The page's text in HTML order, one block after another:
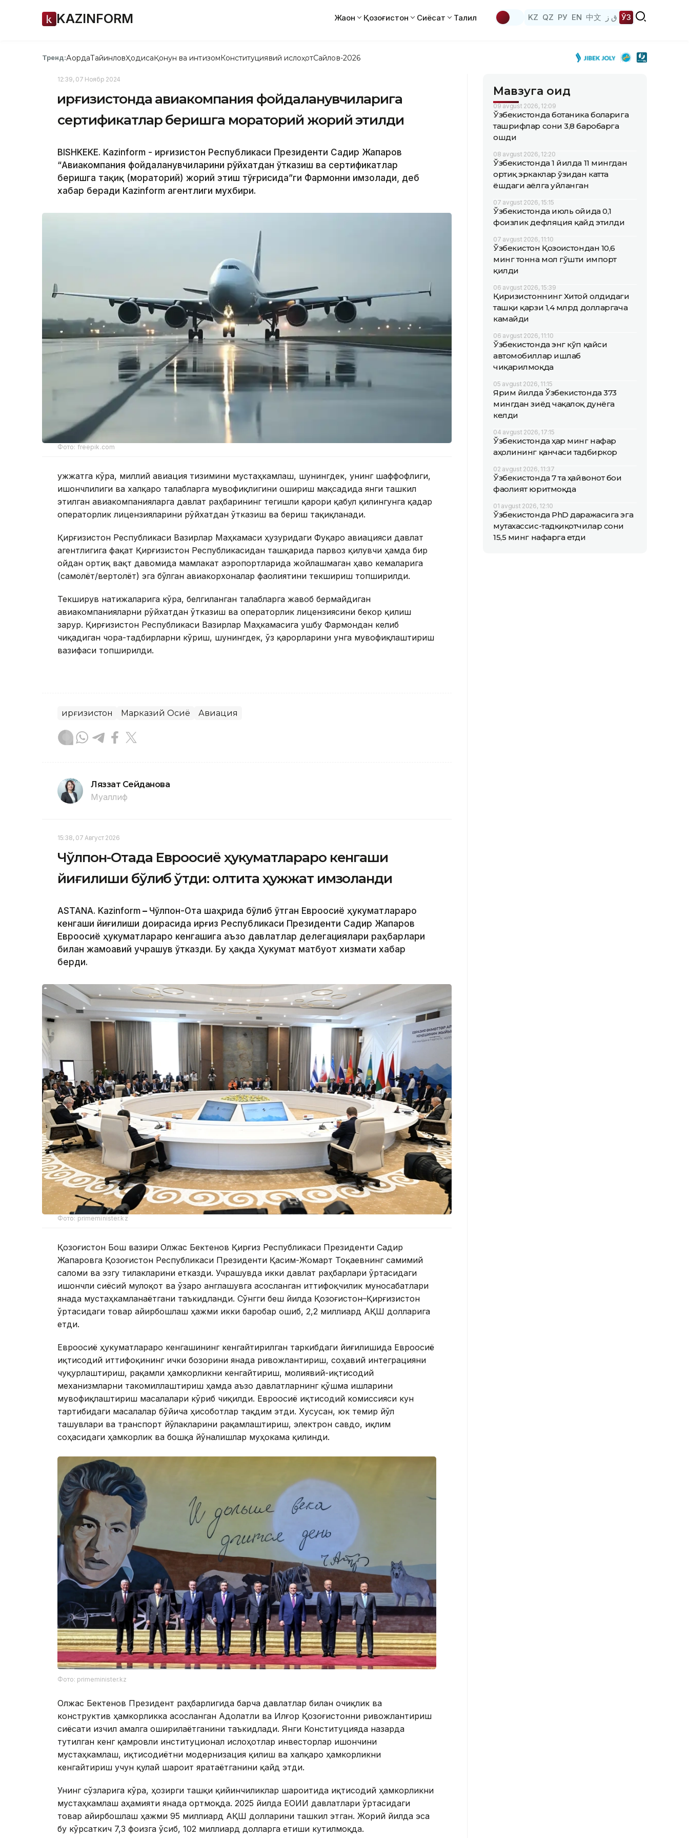
KAZINFORM Жаҳон Қозоғистон Сиёсат Таҳлил KZ QZ РУ EN 中文 ق ز ЎЗ
Тренд:АқордаТайинловҲодисаҚонун ва интизомКонституциявий ислоҳотСайлов-2026
12:39, 07 Ноябр 2024
Қирғизистонда авиакомпания фойдаланувчиларига
сертификатлар беришга мораторий жорий этилди
BISHKEKE. Kazinform - Қирғизистон Республикаси Президенти Садир Жапаров
“Авиакомпания фойдаланувчиларини рўйхатдан ўтказиш ва сертификатлар
беришга тақиқ (мораторий) жорий этиш тўғрисида”ги Фармонни имзолади, деб
хабар беради Kazinform агентлиги мухбири.
Фото: freepik.com
Ҳужжатга кўра, миллий авиация тизимини мустаҳкамлаш, шунингдек, унинг шаффофлиги,
ишончлилиги ва халқаро талабларга мувофиқлигини ошириш мақсадида янги ташкил
этилган авиакомпанияларга давлат раҳбарининг тегишли қарори қабул қилингунга қадар
операторлик лицензияларини рўйхатдан ўтказиш ва бериш тақиқланади.
Қирғизистон Республикаси Вазирлар Маҳкамаси ҳузуридаги Фуқаро авиацияси давлат
агентлигига фақат Қирғизистон Республикасидан ташқарида парвоз қилувчи ҳамда бир
ойдан ортиқ вақт давомида мамлакат аэропортларида жойлашмаган ҳаво кемаларига
(самолёт/вертолёт) эга бўлган авиакорхоналар фаолиятини текшириш топширилди.
Текширув натижаларига кўра, белгиланган талабларга жавоб бермайдиган
авиакомпанияларни рўйхатдан ўтказиш ва операторлик лицензиясини бекор қилиш
зарур. Қирғизистон Республикаси Вазирлар Маҳкамасига ушбу Фармондан келиб
чиқадиган чора-тадбирларни кўриш, шунингдек, ўз қарорларини унга мувофиқлаштириш
вазифаси топширилди.
Қирғизистон Марказий Осиё Авиация
Ляззат Сейданова
Муаллиф
15:38, 07 Август 2026
Чўлпон-Отада Евроосиё ҳукуматлараро кенгаши
йиғилиши бўлиб ўтди: олтита ҳужжат имзоланди
ASTANA. Kazinform – Чўлпон-Ота шаҳрида бўлиб ўтган Евроосиё ҳукуматлараро
кенгаши йиғилиши доирасида Қирғиз Республикаси Президенти Садир Жапаров
Евроосиё ҳукуматлараро кенгашига аъзо давлатлар делегациялари раҳбарлари
билан жамоавий учрашув ўтказди. Бу ҳақда Ҳукумат матбуот хизмати хабар
берди.
Фото: primeminister.kz
Қозоғистон Бош вазири Олжас Бектенов Қирғиз Республикаси Президенти Садир
Жапаровга Қозоғистон Республикаси Президенти Қасим-Жомарт Тоқаевнинг самимий
саломи ва эзгу тилакларини етказди. Учрашувда икки давлат раҳбарлари ўртасидаги
ишончли сиёсий мулоқот ва ўзаро англашувга асосланган иттифоқчилик муносабатлари
янада мустаҳкамланаётгани таъкидланди. Сўнгги беш йилда Қозоғистон–Қирғизистон
ўртасидаги товар айирбошлаш ҳажми икки баробар ошиб, 2,2 миллиард АҚШ долларига
етди.
Евроосиё ҳукуматлараро кенгашининг кенгайтирилган таркибдаги йиғилишида Евроосиё
иқтисодий иттифоқининг ички бозорини янада ривожлантириш, соҳавий интеграцияни
чуқурлаштириш, рақамли ҳамкорликни кенгайтириш, молиявий-иқтисодий
механизмларни такомиллаштириш ҳамда аъзо давлатларнинг қўшма ишларини
мувофиқлаштириш масалалари кўриб чиқилди. Евроосиё иқтисодий комиссияси кун
тартибидаги масалалар бўйича ҳисоботлар тақдим этди. Хусусан, юк темир йўл
ташувлари ва транспорт йўлакларини рақамлаштириш, электрон савдо, иқлим
соҳасидаги ҳамкорлик ва бошқа йўналишлар муҳокама қилинди.
Фото: primeminister.kz
Олжас Бектенов Президент раҳбарлигида барча давлатлар билан очиқлик ва
конструктив ҳамкорликка асосланган Адолатли ва Илғор Қозоғистонни ривожлантириш
сиёсати изчил амалга оширилаётганини таъкидлади. Янги Конституцияда назарда
тутилган кенг қамровли институционал ислоҳотлар инвесторлар ишончини
мустаҳкамлаш, иқтисодиётни модернизация қилиш ва халқаро ҳамкорликни
кенгайтириш учун қулай шароит яратаётганини қайд этди.
Унинг сўзларига кўра, ҳозирги ташқи қийинчиликлар шароитида иқтисодий ҳамкорликни
мустаҳкамлаш аҳамияти янада ортмоқда. 2025 йилда ЕОИИ давлатлари ўртасидаги
товар айирбошлаш ҳажми 95 миллиард АҚШ долларини ташкил этган. Жорий йилда эса
бу кўрсаткич 7,3 фоизга ўсиб, 102 миллиард долларга етиши кутилмоқда.
Мавзуга оид
09 avgust 2026, 12:09
Ўзбекистонда ботаника боғларига
ташрифлар сони 3,8 баробарга
ошди
08 avgust 2026, 12:20
Ўзбекистонда 1 йилда 11 мингдан
ортиқ эркаклар ўзидан катта
ёшдаги аёлга уйланган
07 avgust 2026, 15:15
Ўзбекистонда июль ойида 0,1
фоизлик дефляция қайд этилди
07 avgust 2026, 11:10
Ўзбекистон Қозоғистондан 10,6
минг тонна мол гўшти импорт
қилди
06 avgust 2026, 15:39
Қирғизистоннинг Хитой олдидаги
ташқи қарзи 1,4 млрд долларгача
камайди
06 avgust 2026, 11:10
Ўзбекистонда энг кўп қайси
автомобиллар ишлаб
чиқарилмоқда
05 avgust 2026, 11:15
Ярим йилда Ўзбекистонда 373
мингдан зиёд чақалоқ дунёга
келди
04 avgust 2026, 17:15
Ўзбекистонда ҳар минг нафар
аҳолининг қанчаси тадбиркор
02 avgust 2026, 11:37
Ўзбекистонда 7 та ҳайвонот боғи
фаолият юритмоқда
01 avgust 2026, 12:10
Ўзбекистонда PhD даражасига эга
мутахассис-тадқиқотчилар сони
15,5 минг нафарга етди